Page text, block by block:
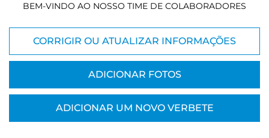
BEM-VINDO AO NOSSO TIME DE COLABORADORES
CORRIGIR OU ATUALIZAR INFORMAÇÕES
ADICIONAR FOTOS
ADICIONAR UM NOVO VERBETE